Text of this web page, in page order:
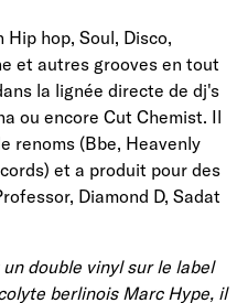
hop, Soul, Disco,
et autres grooves en tout
la lignée directe de dj's
ou encore Cut Chemist. Il
renoms (Bbe, Heavenly
et a produit pour des
Diamond D, Sadat
double vinyl sur le label
berlinois Marc Hype, il